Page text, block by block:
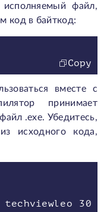
файл,
код в байткод:
Copy
вместе с
принимает
.exe. Убедитесь,
исходного кода,
30